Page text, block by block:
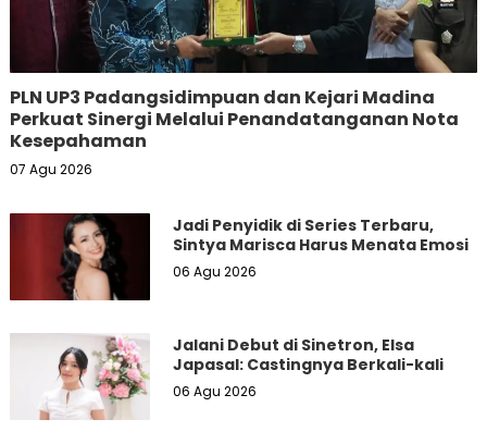
PLN UP3 Padangsidimpuan dan Kejari Madina
Perkuat Sinergi Melalui Penandatanganan Nota
Kesepahaman
07 Agu 2026
Jadi Penyidik di Series Terbaru,
Sintya Marisca Harus Menata Emosi
06 Agu 2026
Jalani Debut di Sinetron, Elsa
Japasal: Castingnya Berkali-kali
06 Agu 2026